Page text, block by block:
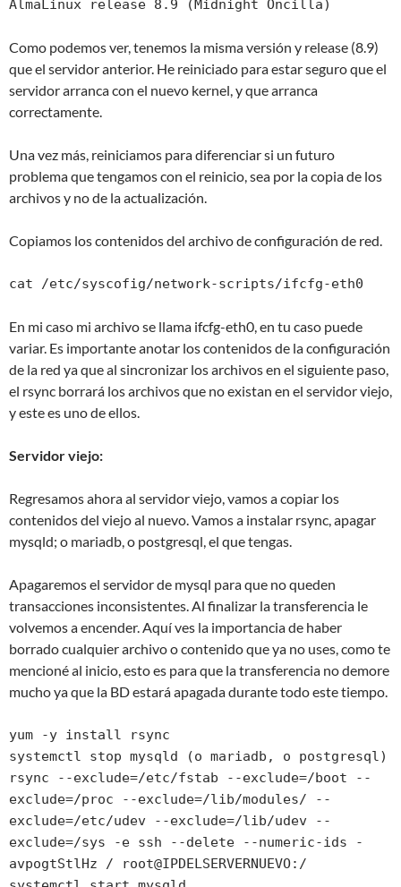
AlmaLinux release 8.9 (Midnight Oncilla)
Como podemos ver, tenemos la misma versión y release (8.9)
que el servidor anterior. He reiniciado para estar seguro que el
servidor arranca con el nuevo kernel, y que arranca
correctamente.
Una vez más, reiniciamos para diferenciar si un futuro
problema que tengamos con el reinicio, sea por la copia de los
archivos y no de la actualización.
Copiamos los contenidos del archivo de configuración de red.
cat /etc/syscofig/network-scripts/ifcfg-eth0
En mi caso mi archivo se llama ifcfg-eth0, en tu caso puede
variar. Es importante anotar los contenidos de la configuración
de la red ya que al sincronizar los archivos en el siguiente paso,
el rsync borrará los archivos que no existan en el servidor viejo,
y este es uno de ellos.
Servidor viejo:
Regresamos ahora al servidor viejo, vamos a copiar los
contenidos del viejo al nuevo. Vamos a instalar rsync, apagar
mysqld; o mariadb, o postgresql, el que tengas.
Apagaremos el servidor de mysql para que no queden
transacciones inconsistentes. Al finalizar la transferencia le
volvemos a encender. Aquí ves la importancia de haber
borrado cualquier archivo o contenido que ya no uses, como te
mencioné al inicio, esto es para que la transferencia no demore
mucho ya que la BD estará apagada durante todo este tiempo.
yum -y install rsync
systemctl stop mysqld (o mariadb, o postgresql)
rsync --exclude=/etc/fstab --exclude=/boot --
exclude=/proc --exclude=/lib/modules/ --
exclude=/etc/udev --exclude=/lib/udev --
exclude=/sys -e ssh --delete --numeric-ids -
avpogtStlHz / root@IPDELSERVERNUEVO:/